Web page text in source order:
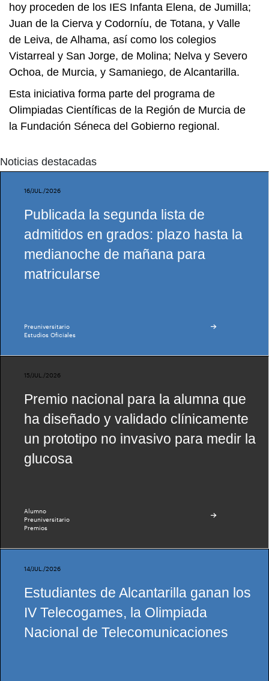
hoy proceden de los IES Infanta Elena, de Jumilla;
Juan de la Cierva y Codorníu, de Totana, y Valle
de Leiva, de Alhama, así como los colegios
Vistarreal y San Jorge, de Molina; Nelva y Severo
Ochoa, de Murcia, y Samaniego, de Alcantarilla.
Esta iniciativa forma parte del programa de
Olimpiadas Científicas de la Región de Murcia de
la Fundación Séneca del Gobierno regional.
Noticias destacadas
16/JUL./2026
Publicada la segunda lista de
admitidos en grados: plazo hasta la
medianoche de mañana para
matricularse
Preuniversitario
Estudios Oficiales
15/JUL./2026
Premio nacional para la alumna que
ha diseñado y validado clínicamente
un prototipo no invasivo para medir la
glucosa
Alumno
Preuniversitario
Premios
14/JUL./2026
Estudiantes de Alcantarilla ganan los
IV Telecogames, la Olimpiada
Nacional de Telecomunicaciones